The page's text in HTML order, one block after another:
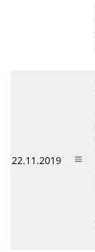
22.11.2019